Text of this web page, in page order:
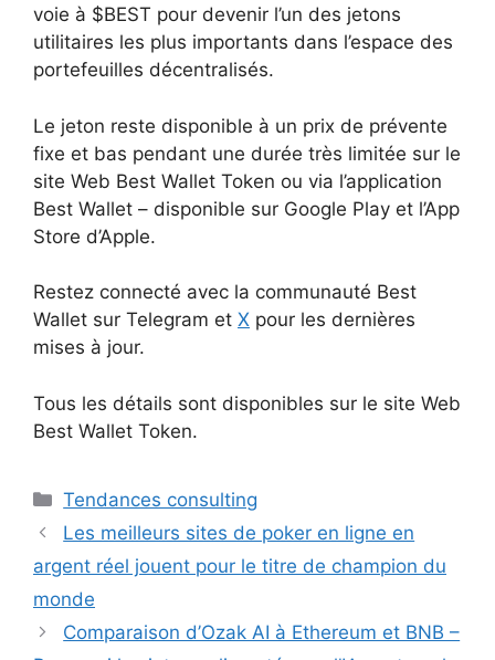
voie à $BEST pour devenir l’un des jetons
utilitaires les plus importants dans l’espace des
portefeuilles décentralisés.
Le jeton reste disponible à un prix de prévente
fixe et bas pendant une durée très limitée sur le
site Web Best Wallet Token ou via l’application
Best Wallet – disponible sur Google Play et l’App
Store d’Apple.
Restez connecté avec la communauté Best
Wallet sur Telegram et X pour les dernières
mises à jour.
Tous les détails sont disponibles sur le site Web
Best Wallet Token.
Catégories
Tendances consulting
Les meilleurs sites de poker en ligne en
argent réel jouent pour le titre de champion du
monde
Comparaison d’Ozak AI à Ethereum et BNB –